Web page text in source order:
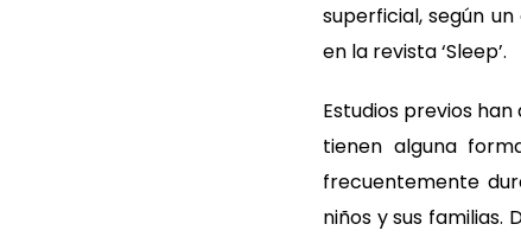
superficial, según
en la revista ‘Sleep’.
Estudios previos
tienen alguna
frecuentemente
niños y sus familias.